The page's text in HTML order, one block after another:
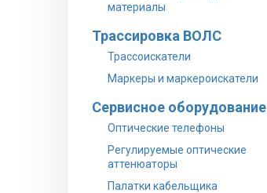
материалы
Трассировка ВОЛС
Трассоискатели
Маркеры и маркероискатели
Сервисное оборудование
Оптические телефоны
Регулируемые оптические
аттенюаторы
Палатки кабельщика